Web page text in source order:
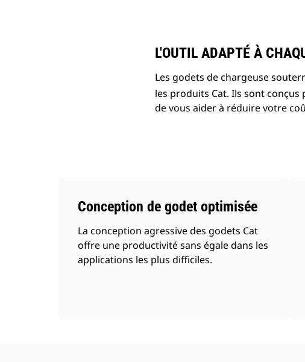
L'OUTIL ADAPTÉ À
Les godets de chargeuse
les produits Cat. Ils sont
de vous aider à réduire votre
Conception de godet optimisée
La conception agressive des godets Cat
offre une productivité sans égale dans les
applications les plus difficiles.